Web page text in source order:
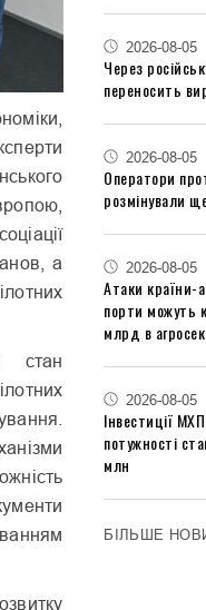
а
стан
2026-08-05
Через
переносить
2026-08-05
Оператори
розмінували
2026-08-05
Атаки країни-
порти можуть
млрд в
2026-08-05
Інвестиції
потужності
млн
БІЛЬШЕ